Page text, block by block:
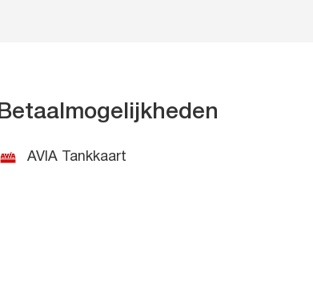
Betaalmogelijkheden
AVIA Tankkaart